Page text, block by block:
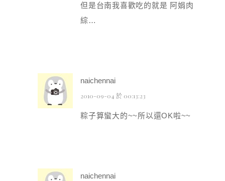
但是台南我喜歡吃的就是 阿娟肉
綜…
naichennai
2010-09-04 於 00:13:23
粽子算蠻大的~~所以還OK啦~~
naichennai